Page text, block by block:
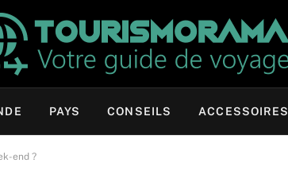
PAYS CONSEILS ACCESSOIRES
end ?